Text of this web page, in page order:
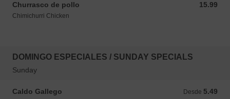
Churrasco de pollo 15.99
15.99 USD
Chimichurri Chicken
DOMINGO ESPECIALES / SUNDAY SPECIALS
Sunday
Caldo Gallego Desde 5.49
Desde 5.49 USD